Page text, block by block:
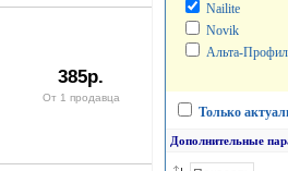
385р.
От 1 продавца
Nailite
Novik
Альта-
Только
Дополнительные